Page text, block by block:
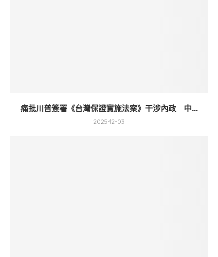
痛批川普簽署《台灣保證實施法案》干涉內政 中...
2025-12-03